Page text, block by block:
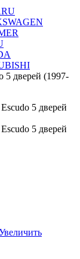
5 дверей (1997-